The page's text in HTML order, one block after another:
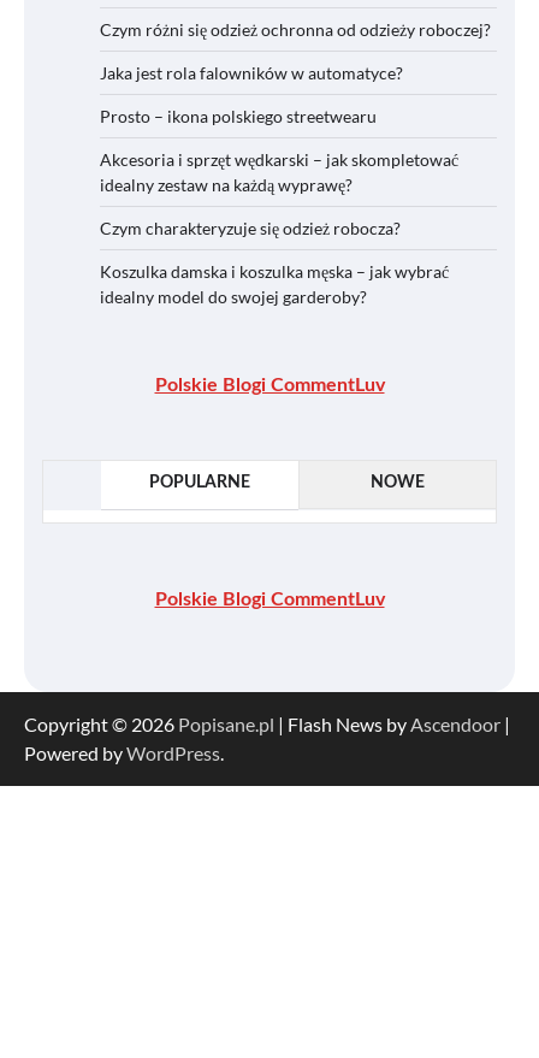
Czym różni się odzież ochronna od odzieży roboczej?
Jaka jest rola falowników w automatyce?
Prosto – ikona polskiego streetwearu
Akcesoria i sprzęt wędkarski – jak skompletować
idealny zestaw na każdą wyprawę?
Czym charakteryzuje się odzież robocza?
Koszulka damska i koszulka męska – jak wybrać
idealny model do swojej garderoby?
Polskie Blogi CommentLuv
POPULARNE NOWE
Polskie Blogi CommentLuv
Copyright © 2026 Popisane.pl | Flash News byAscendoor |
Powered byWordPress.